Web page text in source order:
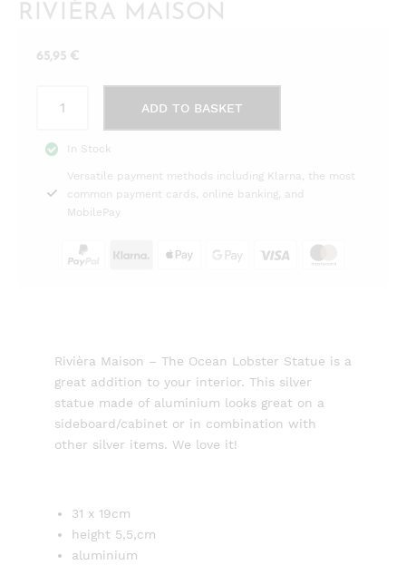
RIVIÈRA MAISON
65,95 €
Lobster
Rivièra
Maison
quantity
ADD TO BASKET
In Stock
Versatile payment methods including Klarna, the most
common payment cards, online banking, and
MobilePay
Rivièra Maison – The Ocean Lobster Statue is a
great addition to your interior. This silver
statue made of aluminium looks great on a
sideboard/cabinet or in combination with
other silver items. We love it!
31 x 19cm
height 5,5,cm
aluminium